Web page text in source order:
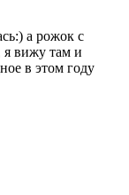
а рожок с
вижу там и
в этом году